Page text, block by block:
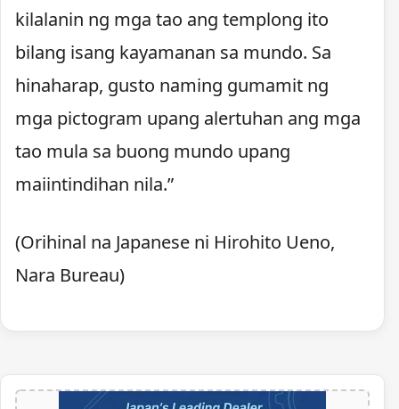
kilalanin ng mga tao ang templong ito
bilang isang kayamanan sa mundo. Sa
hinaharap, gusto naming gumamit ng
mga pictogram upang alertuhan ang mga
tao mula sa buong mundo upang
maiintindihan nila.”
(Orihinal na Japanese ni Hirohito Ueno,
Nara Bureau)